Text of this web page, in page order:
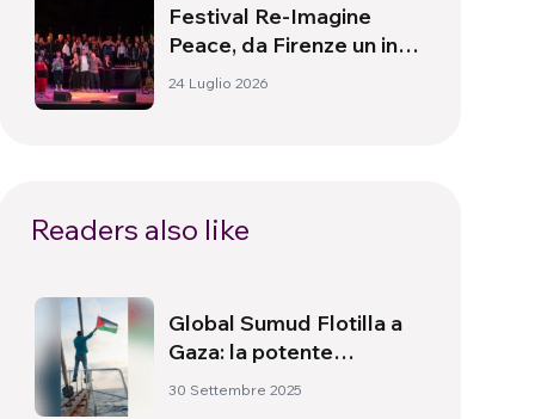
Festival Re-Imagine
Peace, da Firenze un inno
alla pace
24 Luglio 2026
Readers also like
Global Sumud Flotilla a
Gaza: la potente
missione che protegge i
30 Settembre 2025